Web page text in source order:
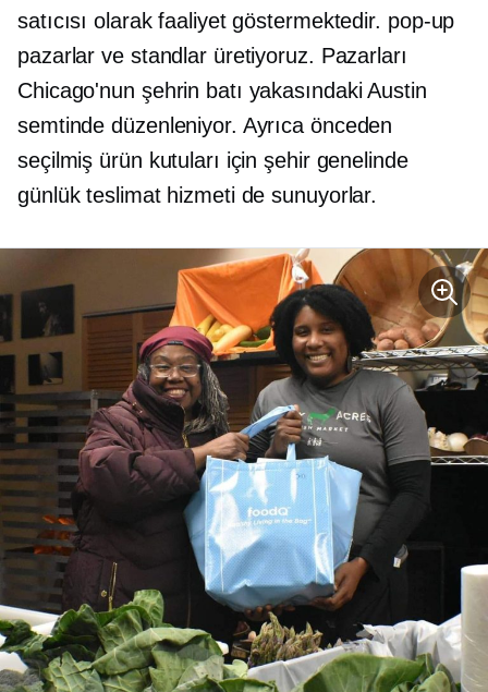
satıcısı olarak faaliyet göstermektedir. pop-up
pazarlar ve standlar üretiyoruz. Pazarları
Chicago'nun şehrin batı yakasındaki Austin
semtinde düzenleniyor. Ayrıca önceden
seçilmiş ürün kutuları için şehir genelinde
günlük teslimat hizmeti de sunuyorlar.